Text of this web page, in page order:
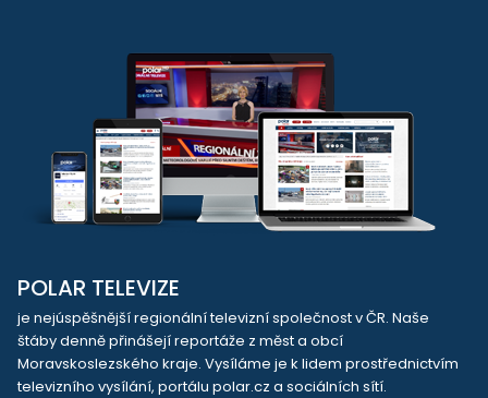
POLAR TELEVIZE
je nejúspěšnější regionální televizní společnost v ČR. Naše
štáby denně přinášejí reportáže z měst a obcí
Moravskoslezského kraje. Vysíláme je k lidem prostřednictvím
televizního vysílání, portálu polar.cz a sociálních sítí.